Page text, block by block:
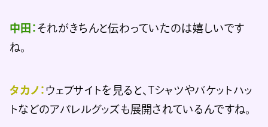
中田： それがきちんと伝わっていたのは嬉しいです
ね。
タカノ： ウェブサイトを見ると、Tシャツやバケットハッ
トなどのアパレルグッズも展開されているんですね。